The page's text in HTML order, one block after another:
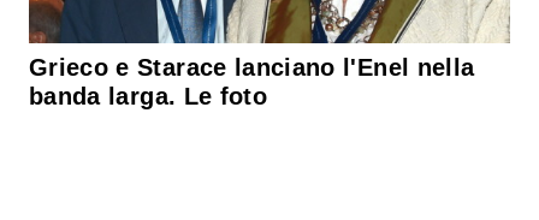
Grieco e Starace lanciano l'Enel nella
banda larga. Le foto